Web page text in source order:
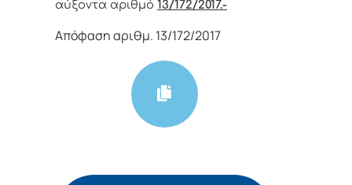
αύξοντα αριθμό 13/172/2017.-
Απόφαση αριθμ. 13/172/2017